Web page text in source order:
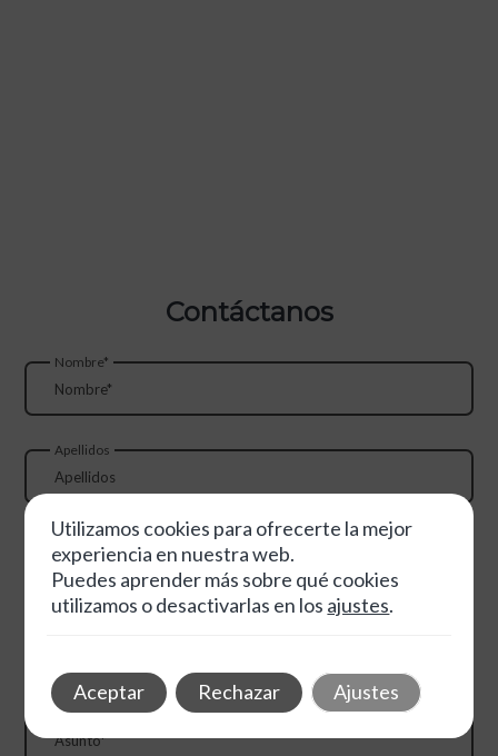
Contáctanos
Nombre*
Apellidos
Email*
Asunto*
Utilizamos cookies para ofrecerte la mejor
experiencia en nuestra web.
Puedes aprender más sobre qué cookies
utilizamos o desactivarlas en los ajustes.
Aceptar Rechazar Ajustes